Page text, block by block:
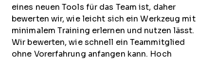
eines neuen Tools für das Team ist, daher
bewerten wir, wie leicht sich ein Werkzeug mit
minimalem Training erlernen und nutzen lässt.
Wir bewerten, wie schnell ein Teammitglied
ohne Vorerfahrung anfangen kann. Hoch